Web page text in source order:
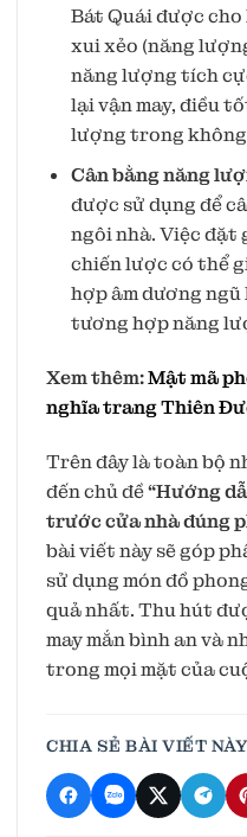
Bát Quái được
xui xẻo (năng
năng lượng tích
lại vận may, điều
lượng trong không
Cân bằng năng
được sử dụng để
ngôi nhà. Việc
chiến lược có thể
hợp âm dương
tương hợp năng
Xem thêm:Mật mã
nghĩa trang Thiên
Trên đây là toàn bộ
đến chủ đề“Hướng
trước cửa nhà đúng
bài viết này sẽ góp
sử dụng món đồ
quả nhất. Thu hút
may mắn bình an và
trong mọi mặt của
CHIA SẺ BÀI VIẾT